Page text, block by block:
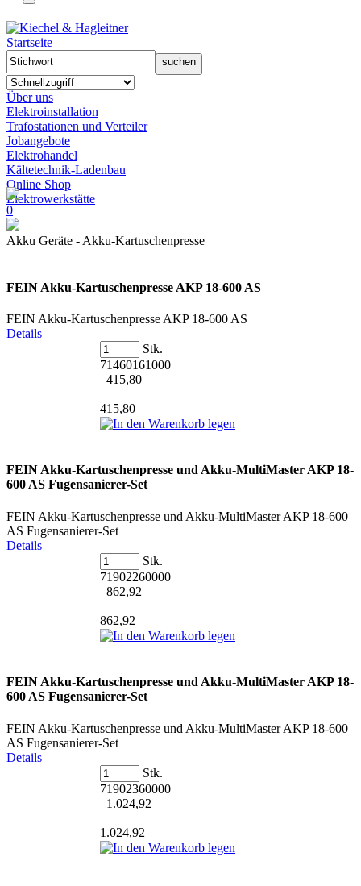
Startseite
Über uns
Elektroinstallation
Trafostationen und Verteiler
Jobangebote
Elektrohandel
Kältetechnik-Ladenbau
Online Shop
Elektrowerkstätte
0
Akku Geräte - Akku-Kartuschenpresse
FEIN Akku-Kartuschenpresse AKP 18-600 AS
FEIN Akku-Kartuschenpresse AKP 18-600 AS
Details
Stk.
71460161000
415,80
415,80
FEIN Akku-Kartuschenpresse und Akku-MultiMaster AKP 18-
600 AS Fugensanierer-Set
FEIN Akku-Kartuschenpresse und Akku-MultiMaster AKP 18-600
AS Fugensanierer-Set
Details
Stk.
71902260000
862,92
862,92
FEIN Akku-Kartuschenpresse und Akku-MultiMaster AKP 18-
600 AS Fugensanierer-Set
FEIN Akku-Kartuschenpresse und Akku-MultiMaster AKP 18-600
AS Fugensanierer-Set
Details
Stk.
71902360000
1.024,92
1.024,92